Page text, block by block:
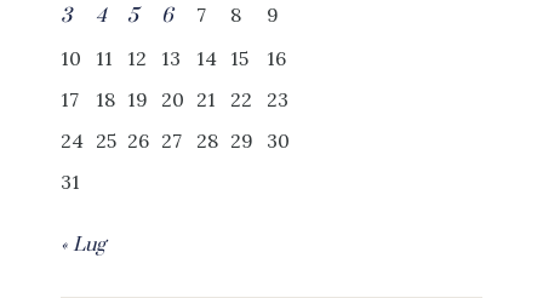
3
4 5 6 7 8
9
10
11 12 13 14 15
16
17
18 19 20 21 22
23
24 25 26 27 28 29
30
31
« Lug